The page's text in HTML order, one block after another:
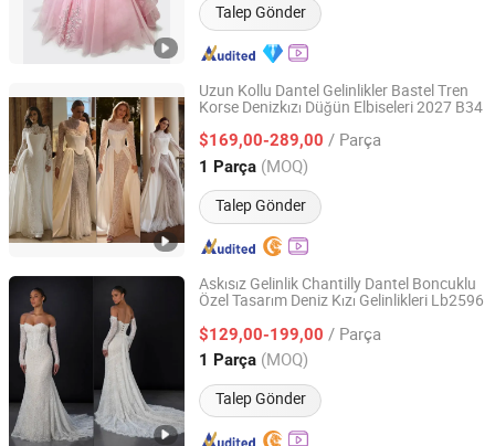
Talep Gönder
Uzun Kollu Dantel Gelinlikler Bastel Tren
Korse Denizkızı Düğün Elbiseleri 2027 B34
$169,00-289,00 / Parça
1 Parça (MOQ)
Talep Gönder
Suzhou Leader Apparel Co., Ltd.
Jiangsu, China Fiyat 2013
Askısız Gelinlik Chantilly Dantel Boncuklu
Özel Tasarım Deniz Kızı Gelinlikleri Lb2596
$129,00-199,00 / Parça
1 Parça (MOQ)
Talep Gönder
Suzhou Leader Apparel Co., Ltd.
Jiangsu, China Fiyat 2013